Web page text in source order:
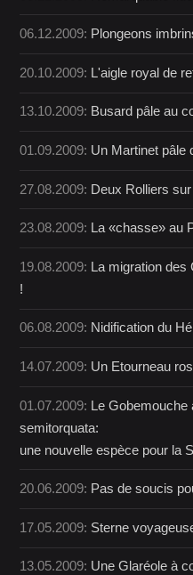
06.12.2009: Plongeons
20.10.2009: L'aigle royal de
13.10.2009: Busard pâle au
01.09.2009: Un Martinet pâle
27.08.2009: Deux Rolliers
23.08.2009: La «chasse» au
19.08.2009: La migration des
!
06.08.2009: Nidification du
14.07.2009: Un Etourneau
01.07.2009: Le Gobemouche
semitorquata:
une nouvelle espèce pour la
20.06.2009: Pas de soucis
17.05.2009: Sterne
13.05.2009: Une Glaréole à